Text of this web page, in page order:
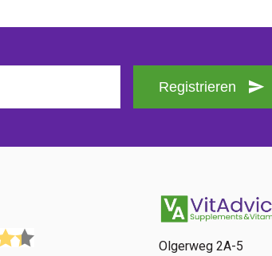
Registrieren
Olgerweg 2A-5